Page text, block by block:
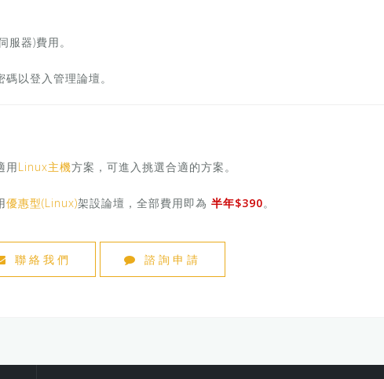
服器)費用。
以登入管理論壇。
用Linux主機方案，可進入挑選合適的方案。
優惠型(Linux)架設論壇，全部費用即為 半年$390。
聯絡我們 諮詢申請